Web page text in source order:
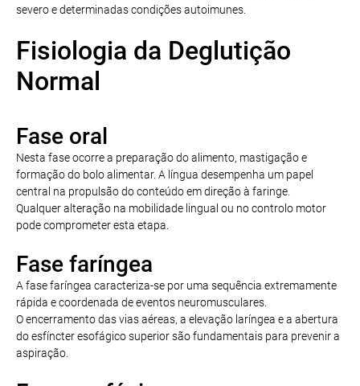
severo e determinadas condições autoimunes.
Fisiologia da Deglutição
Normal
Fase oral
Nesta fase ocorre a preparação do alimento, mastigação e
formação do bolo alimentar. A língua desempenha um papel
central na propulsão do conteúdo em direção à faringe.
Qualquer alteração na mobilidade lingual ou no controlo motor
pode comprometer esta etapa.
Fase faríngea
A fase faríngea caracteriza-se por uma sequência extremamente
rápida e coordenada de eventos neuromusculares.
O encerramento das vias aéreas, a elevação laríngea e a abertura
do esfíncter esofágico superior são fundamentais para prevenir a
aspiração.